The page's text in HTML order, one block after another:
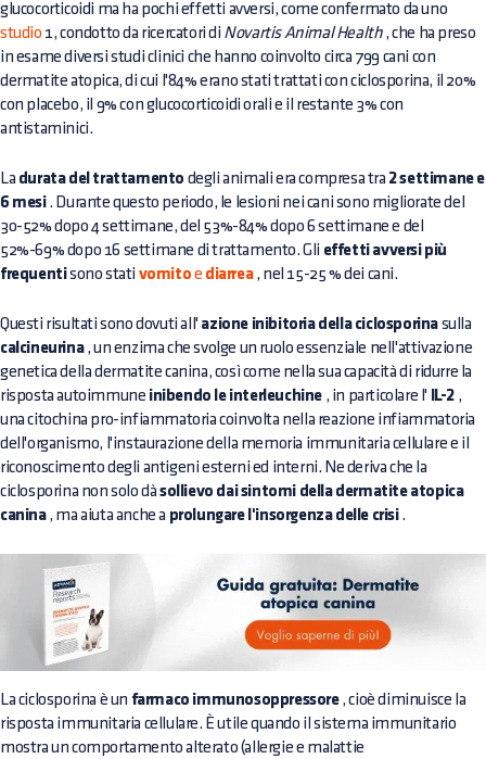
glucocorticoidi ma ha pochi effetti avversi, come confermato da uno
studio 1, condotto da ricercatori di Novartis Animal Health, che ha preso
in esame diversi studi clinici che hanno coinvolto circa 799 cani con
dermatite atopica, di cui l'84% erano stati trattati con ciclosporina, il 20%
con placebo, il 9% con glucocorticoidi orali e il restante 3% con
antistaminici.
La durata del trattamento degli animali era compresa tra 2 settimane e
6 mesi. Durante questo periodo, le lesioni nei cani sono migliorate del
30-52% dopo 4 settimane, del 53%-84% dopo 6 settimane e del
52%-69% dopo 16 settimane di trattamento. Gli effetti avversi più
frequentisono stati vomito e diarrea, nel 15-25 % dei cani.
Questi risultati sono dovuti all' azione inibitoria della ciclosporina sulla
calcineurina, un enzima che svolge un ruolo essenziale nell'attivazione
genetica della dermatite canina, così come nella sua capacità di ridurre la
risposta autoimmune inibendo le interleuchine , in particolare l' IL-2 ,
una citochina pro-infiammatoria coinvolta nella reazione infiammatoria
dell'organismo, l'instaurazione della memoria immunitaria cellulare e il
riconoscimento degli antigeni esterni ed interni. Ne deriva che la
ciclosporina non solo dà sollievo dai sintomi della dermatite atopica
canina, ma aiuta anche a prolungare l'insorgenza delle crisi.
La ciclosporina è un farmaco immunosoppressore, cioè diminuisce la
risposta immunitaria cellulare. È utile quando il sistema immunitario
mostra un comportamento alterato (allergie e malattie